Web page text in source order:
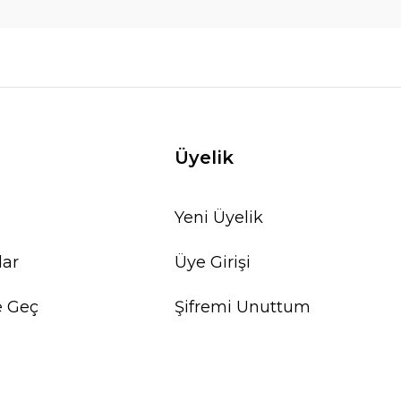
Geç
Üyelik
Yeni Üyelik
Üye Girişi
Şifremi Unuttum